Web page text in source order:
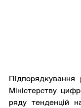
Підпорядкування
Міністерству
ряду тенденцій